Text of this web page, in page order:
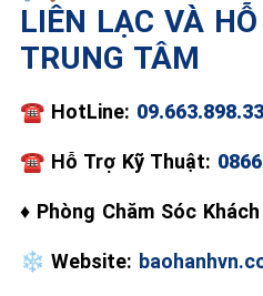
Đa
LIÊN LẠC VÀ
TRUNG TÂM
☎️ HotLine: 09.663.898.33
☎ Hỗ Trợ Kỹ Thuật:
♦ Phòng Chăm Sóc
❄️ Website: